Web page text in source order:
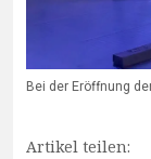
Bei der Eröffnung
Artikel teilen: